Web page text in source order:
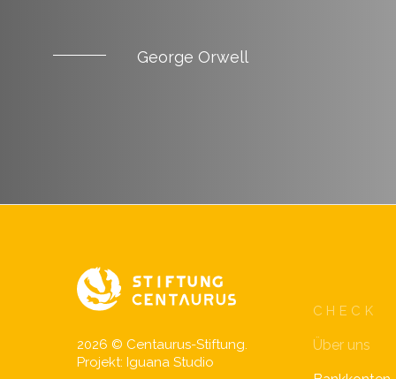
George Orwell
2026 © Centaurus-Stiftung.
Projekt: Iguana Studio
CHECK
Über uns